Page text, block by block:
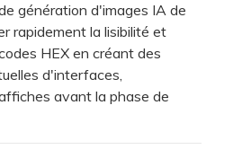
génération d'images IA de
rapidement la lisibilité et
HEX en créant des
d'interfaces,
avant la phase de